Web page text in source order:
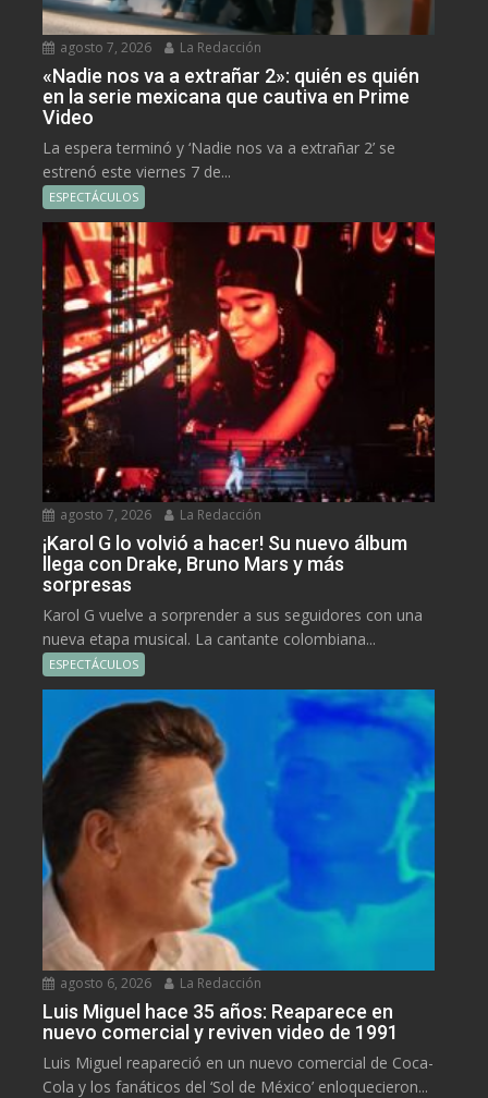
agosto 7, 2026 La Redacción
«Nadie nos va a extrañar 2»: quién es quién
en la serie mexicana que cautiva en Prime
Video
La espera terminó y ‘Nadie nos va a extrañar 2’ se
estrenó este viernes 7 de...
ESPECTÁCULOS
agosto 7, 2026 La Redacción
¡Karol G lo volvió a hacer! Su nuevo álbum
llega con Drake, Bruno Mars y más
sorpresas
Karol G vuelve a sorprender a sus seguidores con una
nueva etapa musical. La cantante colombiana...
ESPECTÁCULOS
agosto 6, 2026 La Redacción
Luis Miguel hace 35 años: Reaparece en
nuevo comercial y reviven video de 1991
Luis Miguel reapareció en un nuevo comercial de Coca-
Cola y los fanáticos del ‘Sol de México’ enloquecieron...